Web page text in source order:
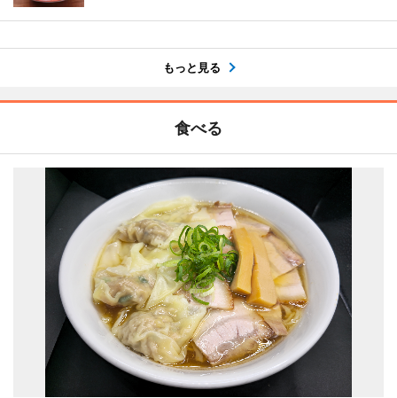
もっと見る
食べる